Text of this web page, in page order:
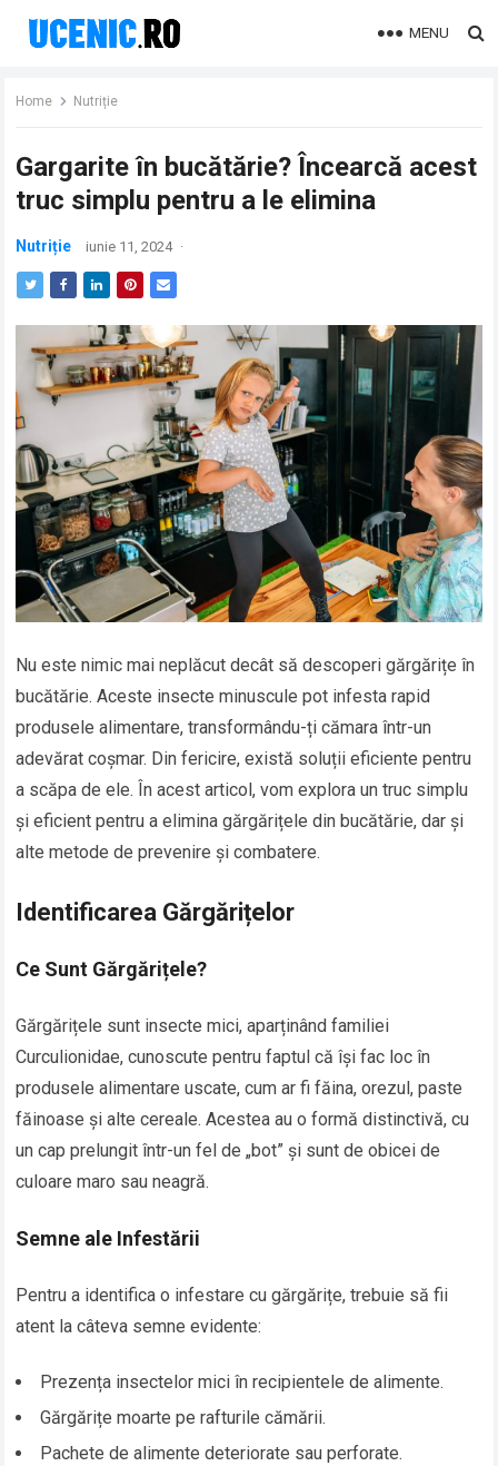
MENU
Home Nutriție
Gargarite în bucătărie? Încearcă acest
truc simplu pentru a le elimina
Nutriție iunie 11, 2024 ·
Nu este nimic mai neplăcut decât să descoperi gărgărițe în
bucătărie. Aceste insecte minuscule pot infesta rapid
produsele alimentare, transformându-ți cămara într-un
adevărat coșmar. Din fericire, există soluții eficiente pentru
a scăpa de ele. În acest articol, vom explora un truc simplu
și eficient pentru a elimina gărgărițele din bucătărie, dar și
alte metode de prevenire și combatere.
Identificarea Gărgărițelor
Ce Sunt Gărgărițele?
Gărgărițele sunt insecte mici, aparținând familiei
Curculionidae, cunoscute pentru faptul că își fac loc în
produsele alimentare uscate, cum ar fi făina, orezul, paste
făinoase și alte cereale. Acestea au o formă distinctivă, cu
un cap prelungit într-un fel de „bot” și sunt de obicei de
culoare maro sau neagră.
Semne ale Infestării
Pentru a identifica o infestare cu gărgărițe, trebuie să fii
atent la câteva semne evidente:
Prezența insectelor mici în recipientele de alimente.
Gărgărițe moarte pe rafturile cămării.
Pachete de alimente deteriorate sau perforate.